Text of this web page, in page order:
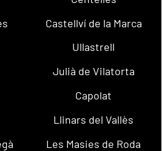
Castellví de la Marca
Ullastrell
Julià de Vilatorta
Capolat
Llinars del Vallès
Les Masies de Roda